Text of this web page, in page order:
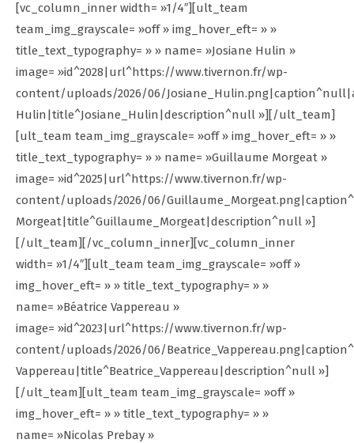
[vc_column_inner width= »1/4″][ult_team
team_img_grayscale= »off » img_hover_eft= » »
title_text_typography= » » name= »Josiane Hulin »
image= »id^2028|url^https://www.tivernon.fr/wp-
content/uploads/2026/06/
Hulin|title^Josiane_Hulin|description^null »][/ult_team]
[ult_team team_img_grayscale= »off » img_hover_eft= » »
title_text_typography= » » name= »Guillaume Morgeat »
image= »id^2025|url^https://www.tivernon.fr/wp-
content/uploads/2026/06/
Morgeat|title^Guillaume_Morgeat|description^null »]
[/ult_team][/vc_column_inner][vc_column_inner
width= »1/4″][ult_team team_img_grayscale= »off »
img_hover_eft= » » title_text_typography= » »
name= »Béatrice Vappereau »
image= »id^2023|url^https://www.tivernon.fr/wp-
content/uploads/2026/06/
Vappereau|title^Beatrice_Vappereau|description^null »]
[/ult_team][ult_team team_img_grayscale= »off »
img_hover_eft= » » title_text_typography= » »
name= »Nicolas Prebay »